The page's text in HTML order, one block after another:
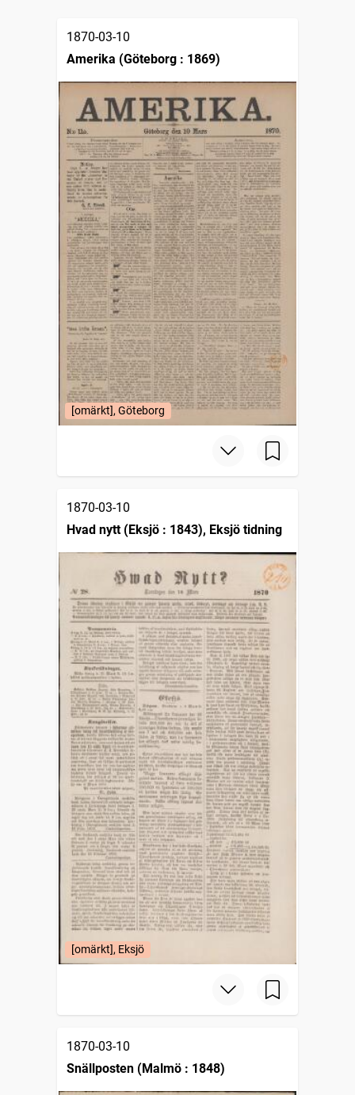
1870-03-10
Amerika (Göteborg : 1869)
[omärkt], Göteborg
1870-03-10
Hvad nytt (Eksjö : 1843), Eksjö tidning
[omärkt], Eksjö
1870-03-10
Snällposten (Malmö : 1848)